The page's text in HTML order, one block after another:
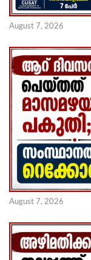
August 7, 2026
August 7, 2026